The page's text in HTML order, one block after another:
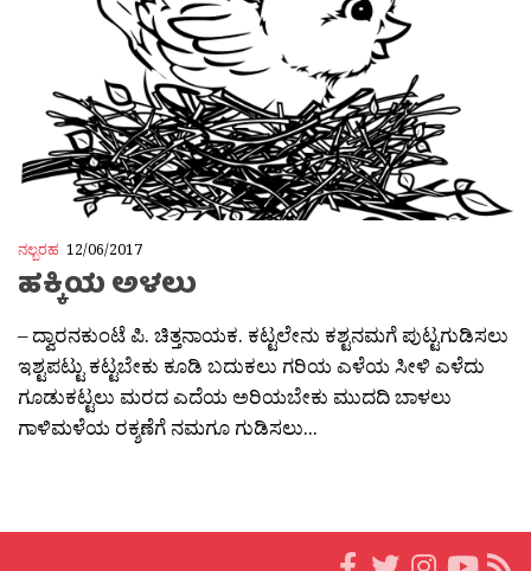
ನಲ್ಬರಹ 12/06/2017
ಹಕ್ಕಿಯ ಅಳಲು
– ದ್ವಾರನಕುಂಟೆ ಪಿ. ಚಿತ್ತನಾಯಕ. ಕಟ್ಟಲೇನು ಕಶ್ಟನಮಗೆ ಪುಟ್ಟಗುಡಿಸಲು
ಇಶ್ಟಪಟ್ಟು ಕಟ್ಟಬೇಕು ಕೂಡಿ ಬದುಕಲು ಗರಿಯ ಎಳೆಯ ಸೀಳಿ ಎಳೆದು
ಗೂಡುಕಟ್ಟಲು ಮರದ ಎದೆಯ ಅರಿಯಬೇಕು ಮುದದಿ ಬಾಳಲು
ಗಾಳಿಮಳೆಯ ರಕ್ಶಣೆಗೆ ನಮಗೂ ಗುಡಿಸಲು...